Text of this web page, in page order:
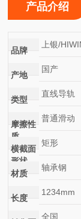
产品介绍
品牌
上银/
产地
国产
类型
直线导轨
摩擦性
质
普通滑动
横截面
形状
矩形
材质
轴承钢
长度
1234mm
全国